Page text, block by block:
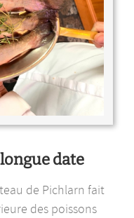
date
de Pichlarn fait
des poissons